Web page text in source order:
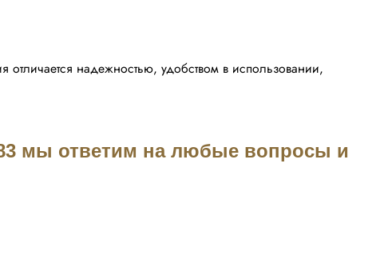
отличается надежностью, удобством в использовании,
мы ответим на любые вопросы и